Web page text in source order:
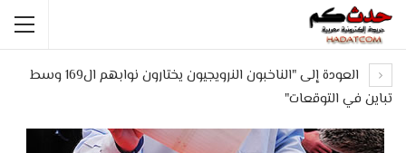
العودة إلى "الناخبون النرويجيون يختارون نوابهم ال169 وسط
تباين في التوقعات"